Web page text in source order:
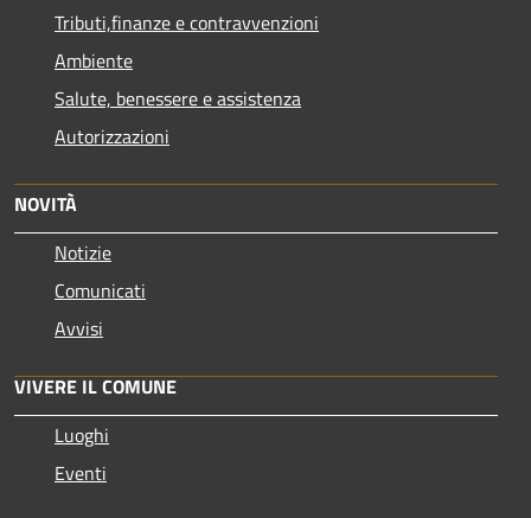
Tributi,finanze e contravvenzioni
Ambiente
Salute, benessere e assistenza
Autorizzazioni
NOVITÀ
Notizie
Comunicati
Avvisi
VIVERE IL COMUNE
Luoghi
Eventi